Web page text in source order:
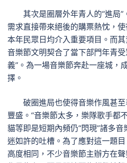
其次是圈層外年青人的“進局
需求直接帶來絕後的購票熱忱，
本年民眾日均介入重要項目。而
音樂節文明契合了當下部門年青
義”。為一場音樂節奔赴一座城，
擇。
破圈進局也使得音樂作風甚
豐盛。“音樂節太多，樂隊歌手都
貓等即是短期內頻仍“閃現”諸多
迷如許的吐槽。為了應對這一題
高度相同，不少音樂節主辦方在